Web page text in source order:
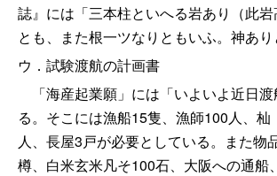
誌』には「三本柱といへる岩あり（此
とも、また根一ツなりともいふ。神あ
ウ．試験渡航の計画書
「海産起業願」には「いよいよ近日
る。そこには漁船15隻、漁師100人、
人、長屋3戸が必要としている。また
樽、白米玄米凡そ100石、大阪への通